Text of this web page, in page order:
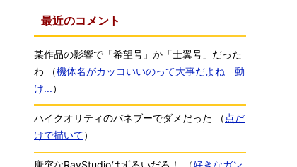
最近のコメント
某作品の影響で「希望号」か「士翼号」だった
わ
（機体名がカッコいいのって大事だよね 動
け...）
ハイクオリティのバネブーでダメだった （ 点だ
けで描いて）
唐突なRayStudioはずるいだろ！ （好きなガン